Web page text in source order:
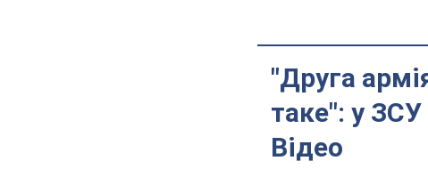
"Друга
таке": у
Відео